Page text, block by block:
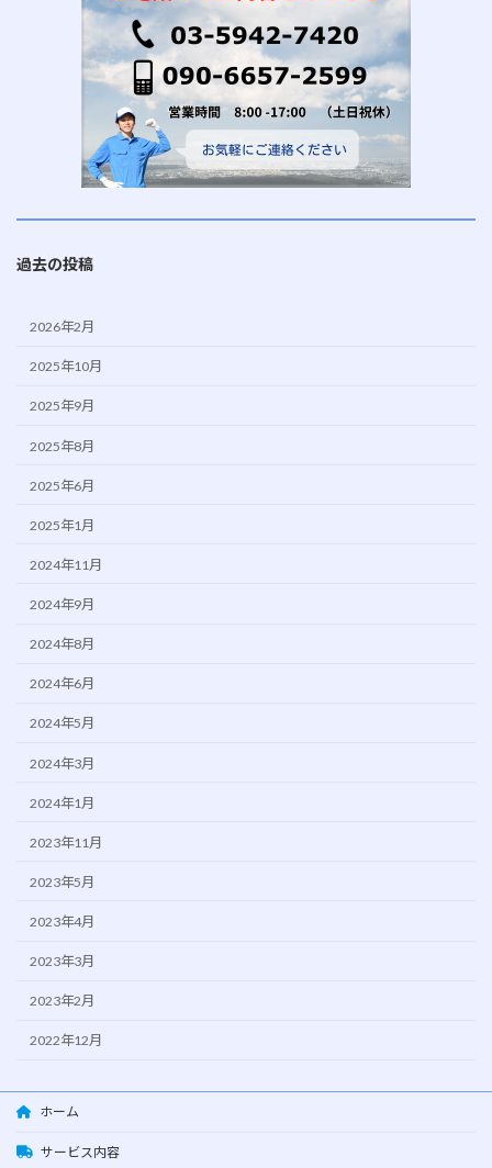
過去の投稿
2026年2月
2025年10月
2025年9月
2025年8月
2025年6月
2025年1月
2024年11月
2024年9月
2024年8月
2024年6月
2024年5月
2024年3月
2024年1月
2023年11月
2023年5月
2023年4月
2023年3月
2023年2月
2022年12月
ホーム
サービス内容